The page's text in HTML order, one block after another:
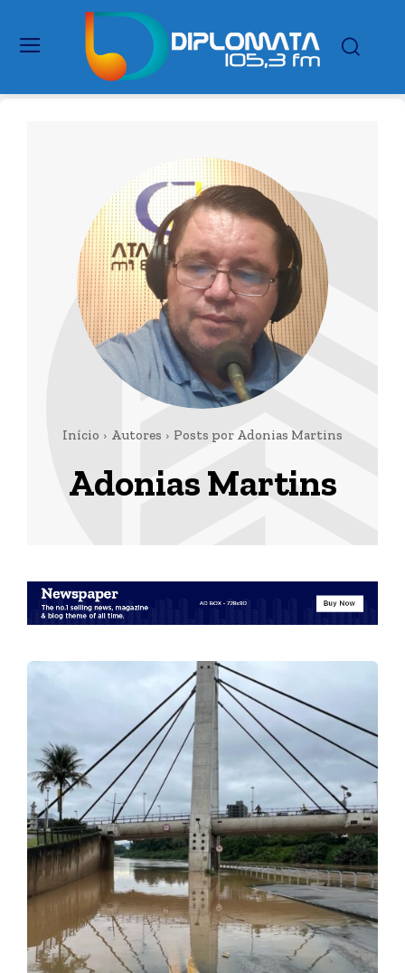
Início Autores Posts por Adonias Martins
Adonias Martins